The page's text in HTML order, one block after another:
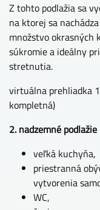
Z tohto podlažia sa
na ktorej sa
množstvo okrasných
súkromie a ideálny
stretnutia.
virtuálna prehliadka
kompletná)
2. nadzemné podlažie
veľká kuchyňa,
priestranná
vytvorenia
WC,